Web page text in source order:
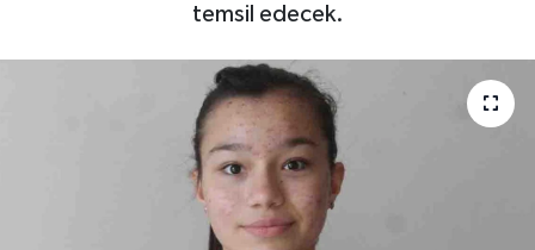
temsil edecek.
Son Dakika Haberleri